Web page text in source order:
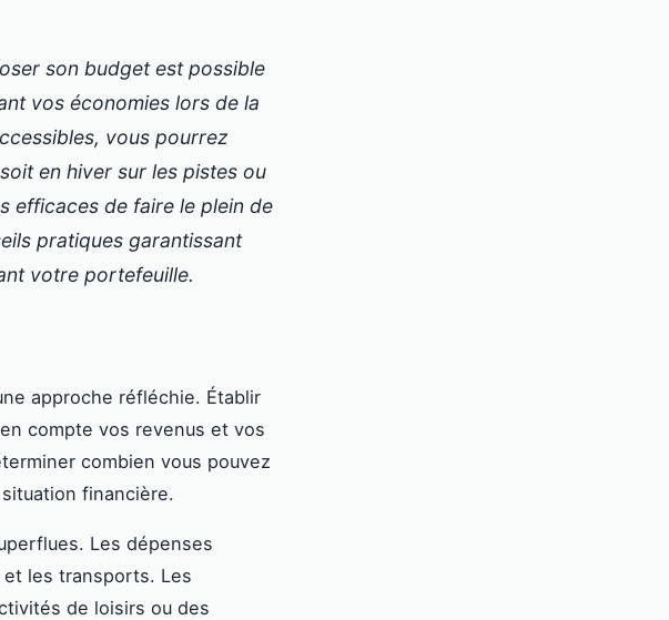
son budget est possible
vos économies lors de la
vous pourrez
en hiver sur les pistes ou
efficaces de faire le plein de
pratiques garantissant
votre portefeuille.
approche réfléchie. Établir
compte vos revenus et vos
combien vous pouvez
financière.
Les dépenses
les transports. Les
de loisirs ou des